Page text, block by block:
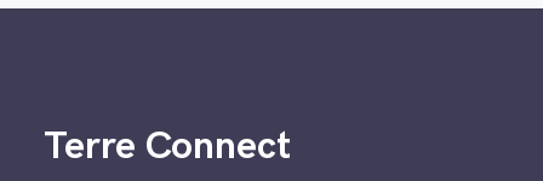
Terre Connect